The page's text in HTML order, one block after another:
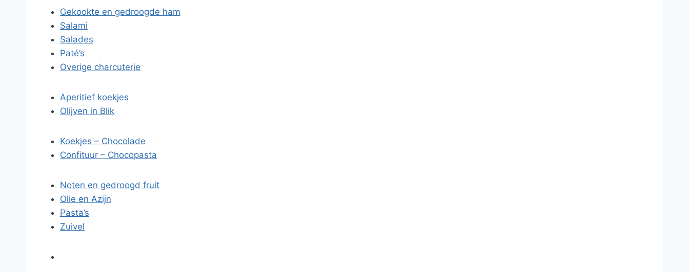
Gekookte en gedroogde ham
Salami
Salades
Paté’s
Overige charcuterie
Aperitief koekjes
Olijven in Blik
Koekjes – Chocolade
Confituur – Chocopasta
Noten en gedroogd fruit
Olie en Azijn
Pasta’s
Zuivel